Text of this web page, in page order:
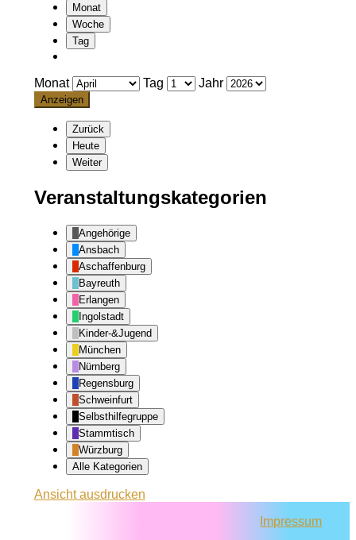
Monat
Woche
Tag
Monat Tag Jahr
Zurück
Heute
Weiter
Veranstaltungskategorien
Angehörige
Ansbach
Aschaffenburg
Bayreuth
Erlangen
Ingolstadt
Kinder-&Jugend
München
Nürnberg
Regensburg
Schweinfurt
Selbsthilfegruppe
Stammtisch
Würzburg
Alle Kategorien
Ansichtausdrucken
Impressum